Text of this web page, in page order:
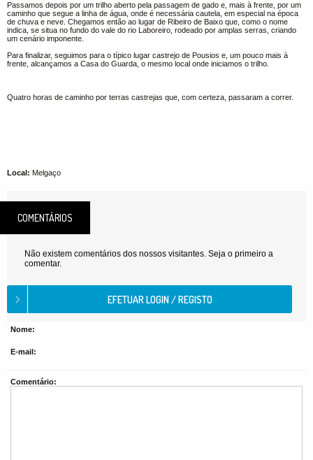
Passamos depois por um trilho aberto pela passagem de gado e, mais à frente, por um
caminho que segue a linha de água, onde é necessária cautela, em especial na época
de chuva e neve. Chegamos então ao lugar de Ribeiro de Baixo que, como o nome
indica, se situa no fundo do vale do rio Laboreiro, rodeado por amplas serras, criando
um cenário imponente.
Para finalizar, seguimos para o típico lugar castrejo de Pousios e, um pouco mais à
frente, alcançamos a Casa do Guarda, o mesmo local onde iniciamos o trilho.
Quatro horas de caminho por terras castrejas que, com certeza, passaram a correr.
Local: Melgaço
COMENTÁRIOS
Não existem comentários dos nossos visitantes. Seja o primeiro a
comentar.
Nome:
E-mail:
Comentário: